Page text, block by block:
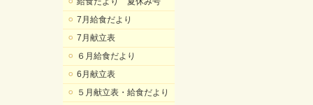
7月給食だより
7月献立表
６月給食だより
6月献立表
５月献立表・給食だより